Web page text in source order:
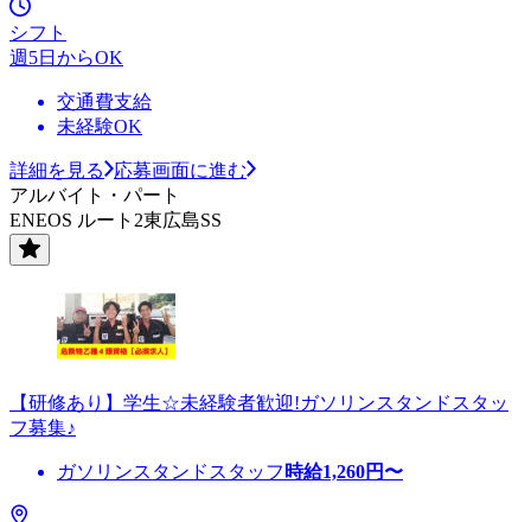
シフト
週5日からOK
交通費支給
未経験OK
詳細を見る
応募画面に進む
アルバイト・パート
ENEOS ルート2東広島SS
【研修あり】学生☆未経験者歓迎!ガソリンスタンドスタッ
フ募集♪
ガソリンスタンドスタッフ 時給1,260円〜